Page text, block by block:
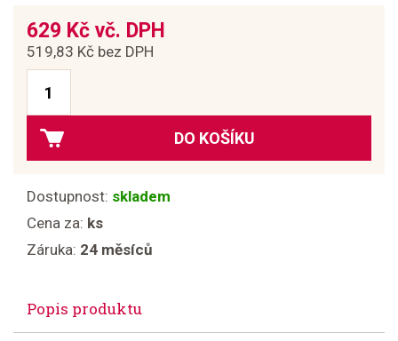
629 Kč vč. DPH
519,83 Kč bez DPH
DO KOŠÍKU
Dostupnost: skladem
Cena za: ks
Záruka: 24 měsíců
Popis produktu